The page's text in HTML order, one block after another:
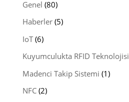
Genel (80)
Haberler(5)
IoT(6)
Kuyumculukta RFID Teknolojisi
Madenci Takip Sistemi (1)
NFC(2)